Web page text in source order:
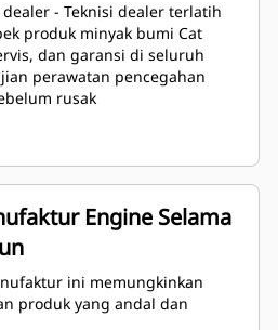
- Teknisi dealer terlatih
produk minyak bumi Cat
dan garansi di seluruh
perawatan pencegahan
rusak
Engine Selama
ini memungkinkan
produk yang andal dan